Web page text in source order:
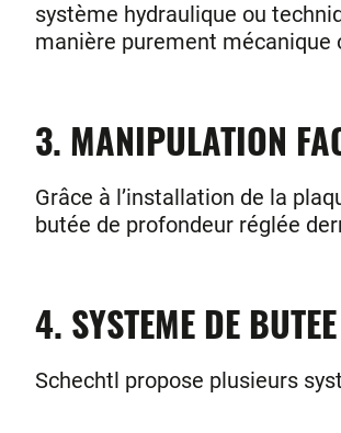
système hydraulique ou
manière purement mécanique
3. MANIPULATION
Grâce à l’installation de la
butée de profondeur réglée
4. SYSTEME DE BUTEE
Schechtl propose plusieurs